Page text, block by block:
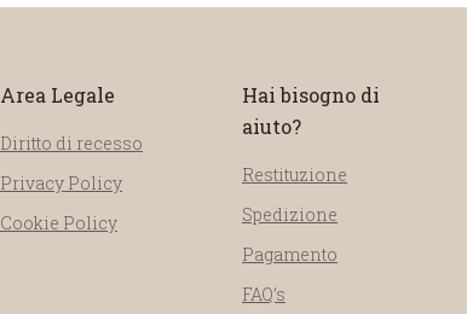
Area Legale
Diritto di recesso
Privacy Policy
Cookie Policy
Hai bisogno di
aiuto?
Restituzione
Spedizione
Pagamento
FAQ’s